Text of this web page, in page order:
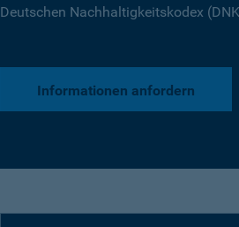
Deutschen Nachhaltigkeitskodex
Informationen anfordern